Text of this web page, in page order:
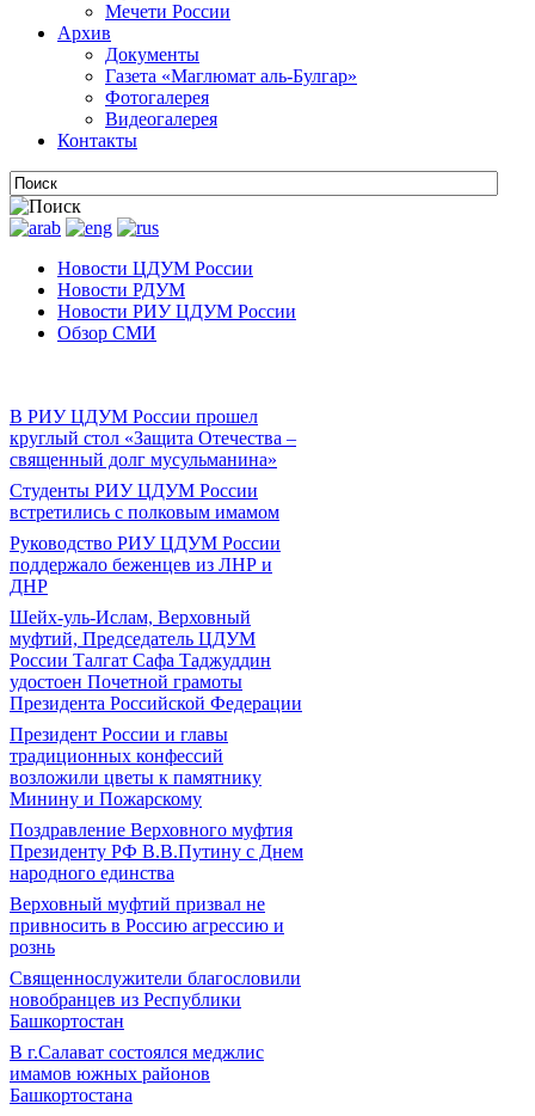
Мечети России
Архив
Документы
Газета «Маглюмат аль-Булгар»
Фотогалерея
Видеогалерея
Контакты
Новости ЦДУМ России
Новости РДУМ
Новости РИУ ЦДУМ России
Обзор СМИ
В РИУ ЦДУМ России прошел
круглый стол «Защита Отечества –
священный долг мусульманина»
Студенты РИУ ЦДУМ России
встретились с полковым имамом
Руководство РИУ ЦДУМ России
поддержало беженцев из ЛНР и
ДНР
Шейх-уль-Ислам, Верховный
муфтий, Председатель ЦДУМ
России Талгат Сафа Таджуддин
удостоен Почетной грамоты
Президента Российской Федерации
Президент России и главы
традиционных конфессий
возложили цветы к памятнику
Минину и Пожарскому
Поздравление Верховного муфтия
Президенту РФ В.В.Путину с Днем
народного единства
Верховный муфтий призвал не
привносить в Россию агрессию и
рознь
Священнослужители благословили
новобранцев из Республики
Башкортостан
В г.Салават состоялся меджлис
имамов южных районов
Башкортостана